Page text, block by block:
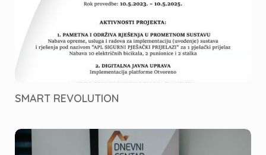
SMART REVOLUTION